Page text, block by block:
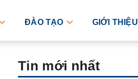
ĐÀO TẠO GIỚI THIỆU
Tin mới nhất